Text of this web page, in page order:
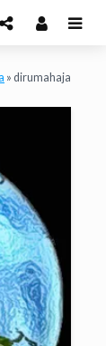
» dirumahaja